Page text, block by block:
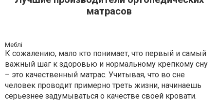
матрасов
Меблі
К сожалению, мало кто понимает, что первый и самый
важный шаг к здоровью и нормальному крепкому сну
– это качественный матрас. Учитывая, что во сне
человек проводит примерно треть жизни, начинаешь
серьезнее задумываться о качестве своей кровати.